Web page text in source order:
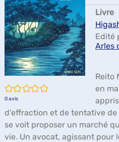
/5
0avis
Livre
Edité
Arles
Reito
en
d'effraction et de tentative de
se voit proposer un marché
vie. Un avocat, agissant pour